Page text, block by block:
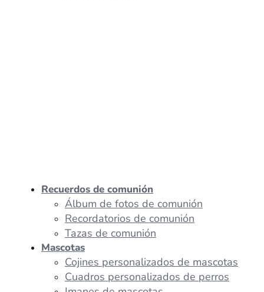
Recuerdos de comunión
Álbum de fotos de comunión
Recordatorios de comunión
Tazas de comunión
Mascotas
Cojines personalizados de mascotas
Cuadros personalizados de perros